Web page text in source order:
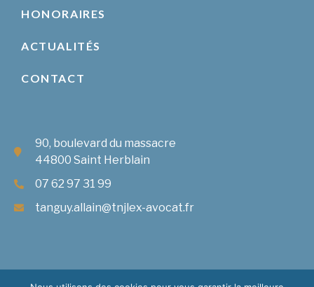
HONORAIRES
ACTUALITÉS
CONTACT
90, boulevard du massacre
44800 Saint Herblain
07 62 97 31 99
tanguy.allain@tnjlex-avocat.fr